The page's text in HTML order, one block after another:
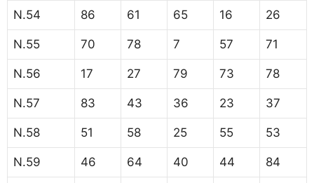
N.54 86 61 65 16 26
N.55 70 78 7 57 71
N.56 17 27 79 73 78
N.57 83 43 36 23 37
N.58 51 58 25 55 53
N.59 46 64 40 44 84